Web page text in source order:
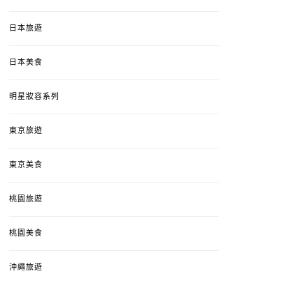
日本旅遊
日本美食
明星妝容系列
東京旅遊
東京美食
桃園旅遊
桃園美食
沖繩旅遊